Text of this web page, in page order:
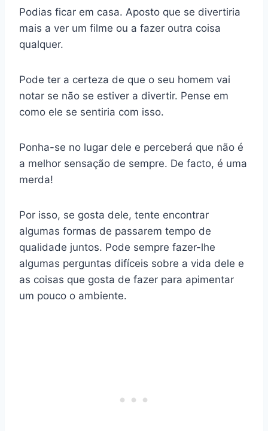
Podias ficar em casa. Aposto que se divertiria
mais a ver um filme ou a fazer outra coisa
qualquer.
Pode ter a certeza de que o seu homem vai
notar se não se estiver a divertir. Pense em
como ele se sentiria com isso.
Ponha-se no lugar dele e perceberá que não é
a melhor sensação de sempre. De facto, é uma
merda!
Por isso, se gosta dele, tente encontrar
algumas formas de passarem tempo de
qualidade juntos. Pode sempre fazer-lhe
algumas perguntas difíceis sobre a vida dele e
as coisas que gosta de fazer para apimentar
um pouco o ambiente.